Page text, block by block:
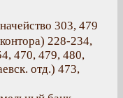
303, 479
228-234,
470, 479, 480,
отд.) 473,